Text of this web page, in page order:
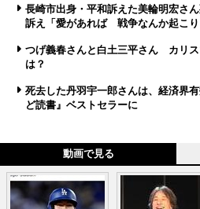
長崎市出身・平和訴えた美輪明宏さ
訴え「愛があれば 戦争なんか起こり
つげ義春さんと白土三平さん カリ
は？
死去した丹羽宇一郎さんは、経済界
ど読書』ベストセラーに
動画で見る